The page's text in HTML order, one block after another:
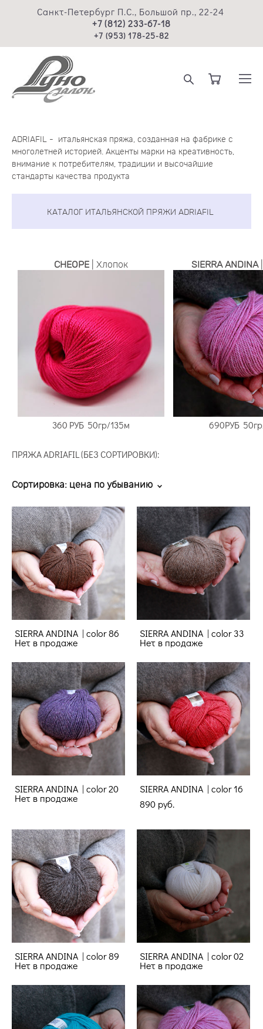
Санкт-Петербург П.С., Большой пр., 22-24
+7 (812) 233-67-18
+7 (953) 178-25-82
ADRIAFIL - итальянская пряжа, созданная на фабрике с
многолетней историей. Акценты марки на креативность,
внимание к потребителям, традиции и высочайшие
стандарты качества продукта
КАТАЛОГ ИТАЛЬЯНСКОЙ ПРЯЖИ ADRIAFIL
CHEOPE | Хлопок
360 РУБ 50гр/135м
SIERRA ANDINA|
690РУБ
ПРЯЖА ADRIAFIL (БЕЗ СОРТИРОВКИ):
Сортировка: цена по убыванию
SIERRA ANDINA | color 86
Нет в продаже
SIERRA ANDINA | color 33
Нет в продаже
SIERRA ANDINA | color 20
Нет в продаже
SIERRA ANDINA | color 16
890 pуб.
SIERRA ANDINA | color 89
Нет в продаже
SIERRA ANDINA | color 02
Нет в продаже